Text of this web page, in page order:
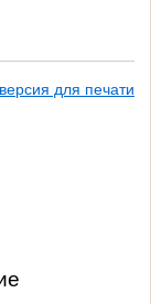
версия для печати